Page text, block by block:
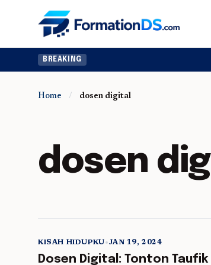
BREAKING
Home / dosen digital
dosen
KISAH HIDUPKU•JAN 19, 2024
Dosen Digital: Tonton